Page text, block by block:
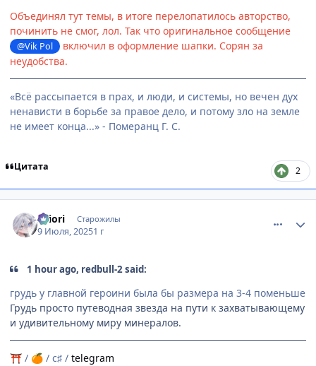
Объединял тут темы, в итоге перелопатилось авторство,
починить не смог, лол. Так что оригинальное сообщение
@Vik Pol
включил в оформление шапки. Сорян за
неудобства.
«Всё рассыпается в прах, и люди, и системы, но вечен дух
ненависти в борьбе за правое дело, и потому зло на земле
не имеет конца...» - Померанц Г. С.
Цитата 2
shiоri Старожилы
9 Июля, 20251 г
1 hour ago, redbull-2 said:
грудь у главной героини была бы размера на 3-4 поменьше
Грудь просто путеводная звезда на пути к захватывающему
и удивительному миру минералов.
⛩ / 🍊 / c♯ / telegram